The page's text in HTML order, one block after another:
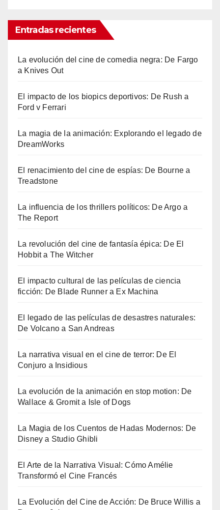
Entradas recientes
La evolución del cine de comedia negra: De Fargo
a Knives Out
El impacto de los biopics deportivos: De Rush a
Ford v Ferrari
La magia de la animación: Explorando el legado de
DreamWorks
El renacimiento del cine de espías: De Bourne a
Treadstone
La influencia de los thrillers políticos: De Argo a
The Report
La revolución del cine de fantasía épica: De El
Hobbit a The Witcher
El impacto cultural de las películas de ciencia
ficción: De Blade Runner a Ex Machina
El legado de las películas de desastres naturales:
De Volcano a San Andreas
La narrativa visual en el cine de terror: De El
Conjuro a Insidious
La evolución de la animación en stop motion: De
Wallace & Gromit a Isle of Dogs
La Magia de los Cuentos de Hadas Modernos: De
Disney a Studio Ghibli
El Arte de la Narrativa Visual: Cómo Amélie
Transformó el Cine Francés
La Evolución del Cine de Acción: De Bruce Willis a